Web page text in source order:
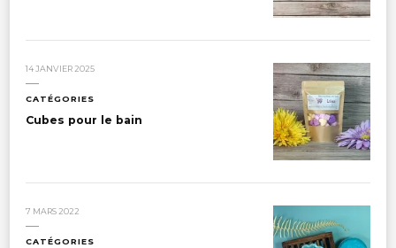
14 JANVIER 2025
CATÉGORIES
Cubes pour le bain
7 MARS 2022
CATÉGORIES